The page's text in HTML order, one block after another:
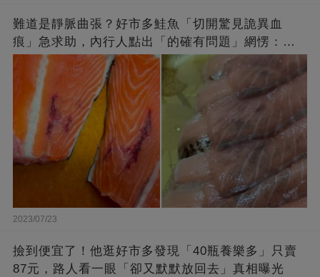
難道是靜脈曲張？好市多鮭魚「切開驚見詭異血
痕」急求助，內行人點出「的確有問題」網愣：不
退貨照吃
2023/07/23
撿到便宜了！他逛好市多發現「40瓶養樂多」只賣
87元，路人看一眼「卻又默默放回去」真相曝光